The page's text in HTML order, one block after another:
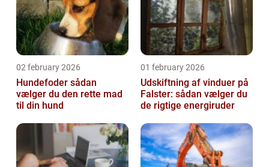
02 february 2026
Hundefoder sådan
vælger du den rette mad
til din hund
01 february 2026
Udskiftning af vinduer på
Falster: sådan vælger du
de rigtige energiruder